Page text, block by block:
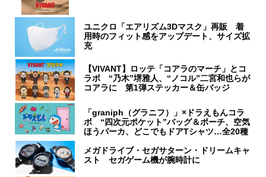
ユニクロ「エアリズム3Dマスク」再販 着
用時のフィット感をアップデート、サイズ拡
充
【VIVANT】ロッテ「コアラのマーチ」とコ
ラボ “乃木”堺雅人、“ノコル”二宮和也らが
コアラに 第1弾ステッカー＆缶バッジ
「graniph（グラニフ）」×ドラえもんコラ
ボ “四次元ポケット”バッグ＆ポーチ、空気
ほうパーカ、どこでもドアTシャツ…全20種
メガドライブ・セガサターン・ドリームキャ
スト セガゲーム機が腕時計に